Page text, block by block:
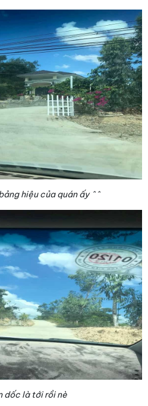
hiệu của quán ấy ^^
dốc là tới rồi nè